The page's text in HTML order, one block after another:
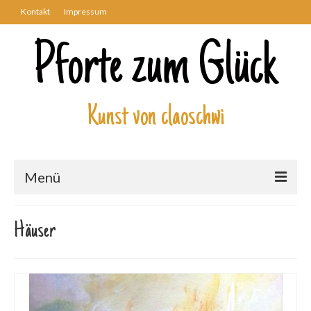
Kontakt Impressum
Pforte zum Glück
Kunst von claoschwi
Menü
Biblisch
Engel und Geflügelte
Häuser